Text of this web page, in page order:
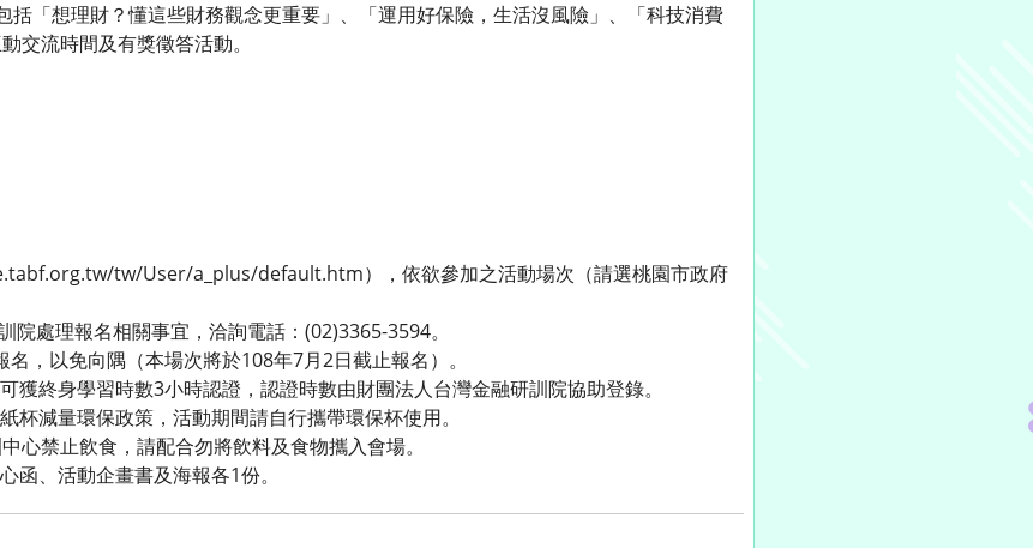
括「想理財？懂這些財務觀念更重要」、「運用好保險，生活沒風險」、「科技消費
交流時間及有獎徵答活動。
tw/User/a_plus/default.htm），依欲參加之活動場次（請選桃園市政府
院處理報名相關事宜，洽詢電話：(02)3365-3594。
，以免向隅（本場次將於108年7月2日截止報名）。
獲終身學習時數3小時認證，認證時數由財團法人台灣金融研訓院協助登錄。
杯減量環保政策，活動期間請自行攜帶環保杯使用。
心禁止飲食，請配合勿將飲料及食物攜入會場。
函、活動企畫書及海報各1份。